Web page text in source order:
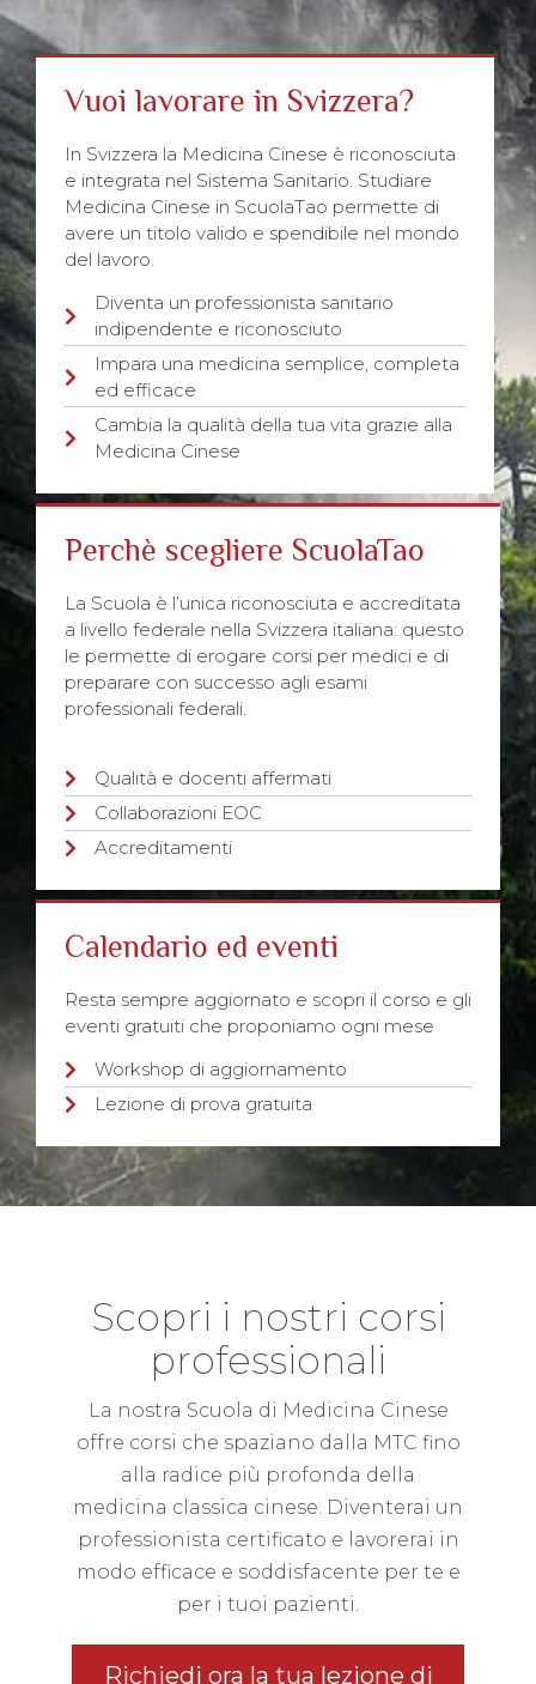
Vuoi lavorare in Svizzera?
In Svizzera la Medicina Cinese è riconosciuta
e integrata nel Sistema Sanitario. Studiare
Medicina Cinese in ScuolaTao permette di
avere un titolo valido e spendibile nel mondo
del lavoro.
Diventa un professionista sanitario
indipendente e riconosciuto
Impara una medicina semplice, completa
ed efficace
Cambia la qualità della tua vita grazie alla
Medicina Cinese
Perchè scegliere ScuolaTao
La Scuola è l’unica riconosciuta e accreditata
a livello federale nella Svizzera italiana: questo
le permette di erogare corsi per medici e di
preparare con successo agli esami
professionali federali.
Qualità e docenti affermati
Collaborazioni EOC
Accreditamenti
Calendario ed eventi
Resta sempre aggiornato e scopri il corso e gli
eventi gratuiti che proponiamo ogni mese
Workshop di aggiornamento
Lezione di prova gratuita
Scopri i nostri corsi
professionali
La nostra Scuola di Medicina Cinese
offre corsi che spaziano dalla MTC fino
alla radice più profonda della
medicina classica cinese. Diventerai un
professionista certificato e lavorerai in
modo efficace e soddisfacente per te e
per i tuoi pazienti.
Richiedi ora la tua lezione di